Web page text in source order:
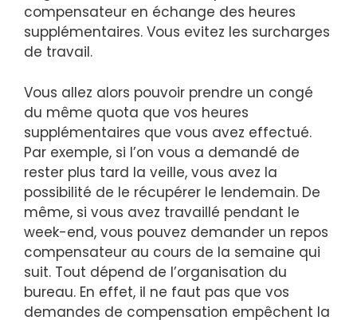
compensateur en échange des heures
supplémentaires. Vous evitez les surcharges
de travail.
Vous allez alors pouvoir prendre un congé
du même quota que vos heures
supplémentaires que vous avez effectué.
Par exemple, si l’on vous a demandé de
rester plus tard la veille, vous avez la
possibilité de le récupérer le lendemain. De
même, si vous avez travaillé pendant le
week-end, vous pouvez demander un repos
compensateur au cours de la semaine qui
suit. Tout dépend de l’organisation du
bureau. En effet, il ne faut pas que vos
demandes de compensation empêchent la